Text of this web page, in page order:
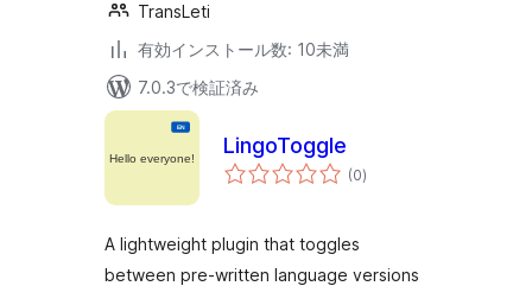
TransLeti
有効インストール数: 10未満
7.0.3で検証済み
LingoToggle
(0個
の)
A lightweight plugin that toggles
between pre-written language versions